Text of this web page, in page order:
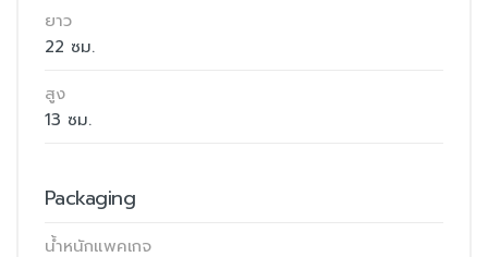
ยาว
22 ซม.
สูง
13 ซม.
Packaging
น้ำหนักแพคเกจ